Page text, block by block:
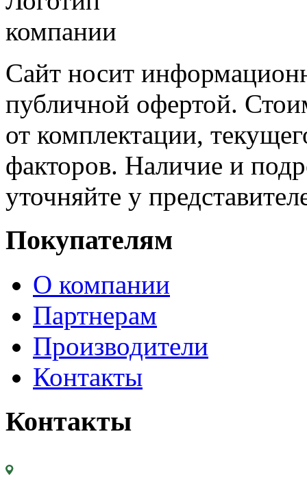
Сайт носит
публичной офертой.
от комплектации,
факторов. Наличие и
уточняйте у
Покупателям
О компании
Партнерам
Производители
Контакты
Контакты